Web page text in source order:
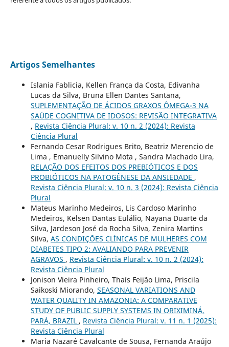
Artigos Semelhantes
Islania Fablicia, Kellen França da Costa, Edivanha
Lucas da Silva, Bruna Ellen Dantes Santana,
SUPLEMENTAÇÃO DE ÁCIDOS GRAXOS ÔMEGA-3 NA
SAÚDE COGNITIVA DE IDOSOS: REVISÃO INTEGRATIVA
, Revista Ciência Plural: v. 10 n. 2 (2024): Revista
Ciência Plural
Fernando Cesar Rodrigues Brito, Beatriz Merencio de
Lima , Emanuelly Silvino Mota , Sandra Machado Lira,
RELAÇÃO DOS EFEITOS DOS PREBIÓTICOS E DOS
PROBIÓTICOS NA PATOGÊNESE DA ANSIEDADE ,
Revista Ciência Plural: v. 10 n. 3 (2024): Revista Ciência
Plural
Mateus Marinho Medeiros, Lis Cardoso Marinho
Medeiros, Kelsen Dantas Eulálio, Nayana Duarte da
Silva, Jardeson José da Rocha Silva, Zenira Martins
Silva, AS CONDIÇÕES CLÍNICAS DE MULHERES COM
DIABETES TIPO 2: AVALIANDO PARA PREVENIR
AGRAVOS , Revista Ciência Plural: v. 10 n. 2 (2024):
Revista Ciência Plural
Jonison Vieira Pinheiro, Thaís Feijão Lima, Priscila
Saikoski Miorando, SEASONAL VARIATIONS AND
WATER QUALITY IN AMAZONIA: A COMPARATIVE
STUDY OF PUBLIC SUPPLY SYSTEMS IN ORIXIMINÁ,
PARÁ, BRAZIL , Revista Ciência Plural: v. 11 n. 1 (2025):
Revista Ciência Plural
Maria Nazaré Cavalcante de Sousa, Fernanda Araújo